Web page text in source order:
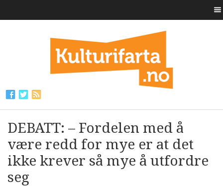
DEBATT: – Fordelen med å
være redd for mye er at det
ikke krever så mye å utfordre
seg